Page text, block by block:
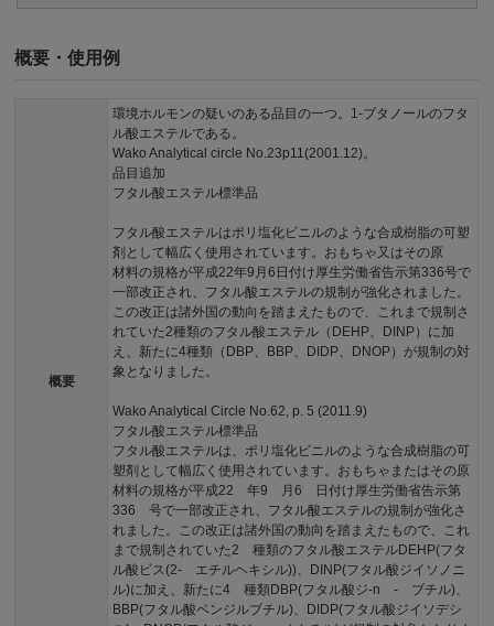
概要・使用例
概要
環境ホルモンの疑いのある品目の一つ。1-ブタノールのフタ
ル酸エステルである。
Wako Analytical circle No.23p11(2001.12)。
品目追加
フタル酸エステル標準品
フタル酸エステルはポリ塩化ビニルのような合成樹脂の可塑
剤として幅広く使用されています。おもちゃ又はその原
材料の規格が平成22年9月6日付け厚生労働省告示第336号で
一部改正され、フタル酸エステルの規制が強化されました。
この改正は諸外国の動向を踏まえたもので、これまで規制さ
れていた2種類のフタル酸エステル（DEHP、DINP）に加
え、新たに4種類（DBP、BBP、DIDP、DNOP）が規制の対
象となりました。
Wako Analytical Circle No.62, p. 5 (2011.9)
フタル酸エステル標準品
フタル酸エステルは、ポリ塩化ビニルのような合成樹脂の可
塑剤として幅広く使用されています。おもちゃまたはその原
材料の規格が平成22 年9 月6 日付け厚生労働省告示第
336 号で一部改正され、フタル酸エステルの規制が強化さ
れました。この改正は諸外国の動向を踏まえたもので、これ
まで規制されていた2 種類のフタル酸エステルDEHP(フタ
ル酸ビス(2- エチルヘキシル))、DINP(フタル酸ジイソノニ
ル)に加え、新たに4 種類DBP(フタル酸ジ-n - ブチル)、
BBP(フタル酸ベンジルブチル)、DIDP(フタル酸ジイソデシ